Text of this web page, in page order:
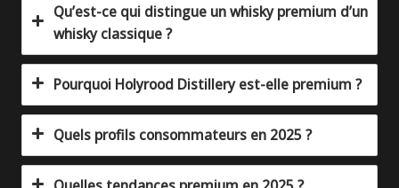
Qu’est-ce qui distingue un whisky premium d’un
whisky classique ?
Pourquoi Holyrood Distillery est-elle premium ?
Quels profils consommateurs en 2025 ?